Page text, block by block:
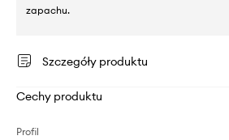
zapachu.
Szczegóły produktu
Cechy produktu
Profil